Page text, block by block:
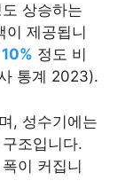
도 상승하는
이 제공됩니
10% 정도 비
통계 2023).
, 성수기에는
조입니다.
이 커집니